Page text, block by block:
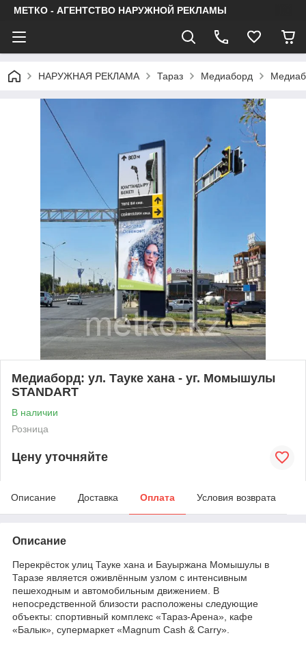
МЕТКО - АГЕНТСТВО НАРУЖНОЙ РЕКЛАМЫ
НАРУЖНАЯ РЕКЛАМА Тараз Медиаборд
Медиаборд: ул. Тауке хана - уг. Момышулы
STANDART
В наличии
Розница
Цену уточняйте
Описание Доставка Оплата Условия возврата
Описание
​Перекрёсток улиц Тауке хана и Бауыржана Момышулы в
Таразе является оживлённым узлом с интенсивным
пешеходным и автомобильным движением. В
непосредственной близости расположены следующие
объекты:​ спортивный комплекс «Тараз-Арена», кафе
«Балык», супермаркет «Magnum Cash & Carry».